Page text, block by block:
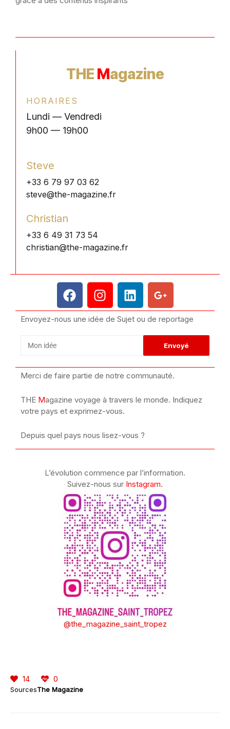
THE Magazine
HORAIRES
Lundi — Vendredi
9h00 — 19h00
Steve
+33 6 79 97 03 62
steve@the-magazine.fr
Christian
+33 6 49 31 73 54
christian@the-magazine.fr
Envoyez-nous une idée de Sujet ou de reportage
Merci de faire partie de notre communauté.
THE Magazine voyage à travers le monde. Indiquez
votre pays et exprimez-vous.
Depuis quel pays nous lisez-vous ?
L’évolution commence par l’information.
Suivez-nous sur Instagram.
@the_magazine_saint_tropez
14 0
SourcesThe Magazine